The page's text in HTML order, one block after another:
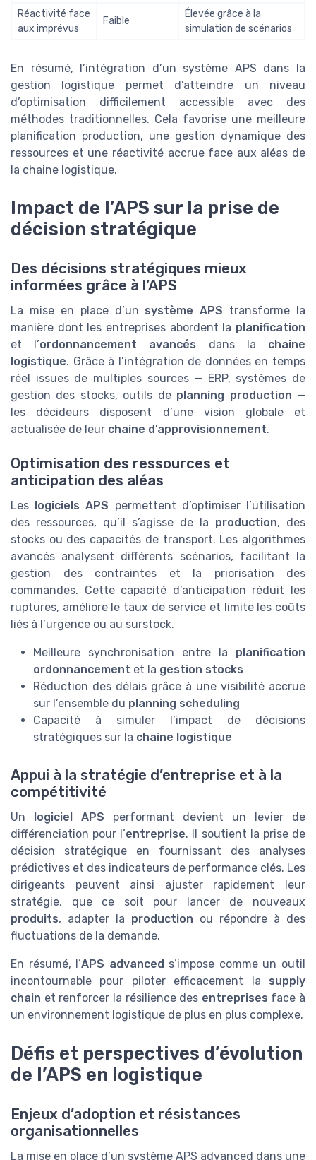
Réactivité face
aux imprévus
Faible
Élevée grâce à la
simulation de scénarios
En résumé, l’intégration d’un système APS dans la
gestion logistique permet d’atteindre un niveau
d’optimisation difficilement accessible avec des
méthodes traditionnelles. Cela favorise une meilleure
planification production, une gestion dynamique des
ressources et une réactivité accrue face aux aléas de
la chaine logistique.
Impact de l’APS sur la prise de
décision stratégique
Des décisions stratégiques mieux
informées grâce à l’APS
La mise en place d’un système APS transforme la
manière dont les entreprises abordent la planification
et l’ordonnancement avancés dans la chaine
logistique. Grâce à l’intégration de données en temps
réel issues de multiples sources — ERP, systèmes de
gestion des stocks, outils de planning production —
les décideurs disposent d’une vision globale et
actualisée de leur chaine d’approvisionnement.
Optimisation des ressources et
anticipation des aléas
Les logiciels APS permettent d’optimiser l’utilisation
des ressources, qu’il s’agisse de la production, des
stocks ou des capacités de transport. Les algorithmes
avancés analysent différents scénarios, facilitant la
gestion des contraintes et la priorisation des
commandes. Cette capacité d’anticipation réduit les
ruptures, améliore le taux de service et limite les coûts
liés à l’urgence ou au surstock.
Meilleure synchronisation entre la planification
ordonnancement et la gestion stocks
Réduction des délais grâce à une visibilité accrue
sur l’ensemble du planning scheduling
Capacité à simuler l’impact de décisions
stratégiques sur la chaine logistique
Appui à la stratégie d’entreprise et à la
compétitivité
Un logiciel APS performant devient un levier de
différenciation pour l’entreprise. Il soutient la prise de
décision stratégique en fournissant des analyses
prédictives et des indicateurs de performance clés. Les
dirigeants peuvent ainsi ajuster rapidement leur
stratégie, que ce soit pour lancer de nouveaux
produits, adapter la production ou répondre à des
fluctuations de la demande.
En résumé, l’APS advanced s’impose comme un outil
incontournable pour piloter efficacement la supply
chain et renforcer la résilience des entreprises face à
un environnement logistique de plus en plus complexe.
Défis et perspectives d’évolution
de l’APS en logistique
Enjeux d’adoption et résistances
organisationnelles
La mise en place d’un système APS advanced dans une